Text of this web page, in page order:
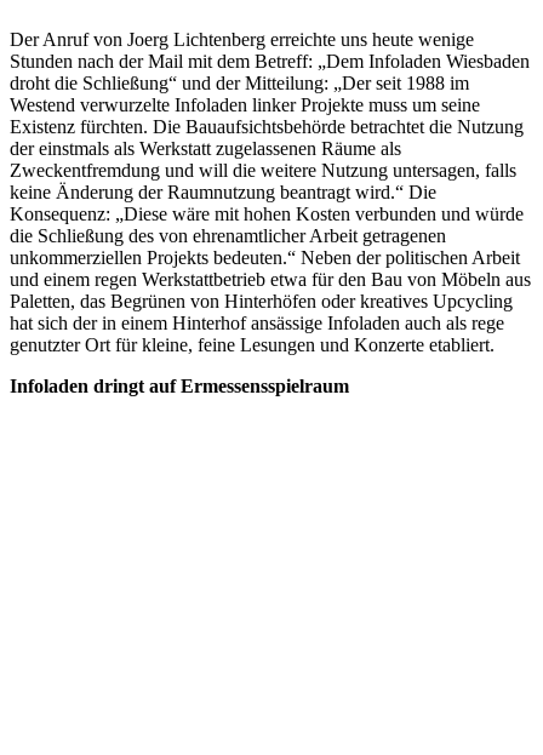
Der Anruf von Joerg Lichtenberg erreichte uns heute wenige
Stunden nach der Mail mit dem Betreff: „Dem Infoladen Wiesbaden
droht die Schließung“ und der Mitteilung: „Der seit 1988 im
Westend verwurzelte Infoladen linker Projekte muss um seine
Existenz fürchten. Die Bauaufsichtsbehörde betrachtet die Nutzung
der einstmals als Werkstatt zugelassenen Räume als
Zweckentfremdung und will die weitere Nutzung untersagen, falls
keine Änderung der Raumnutzung beantragt wird.“ Die
Konsequenz: „Diese wäre mit hohen Kosten verbunden und würde
die Schließung des von ehrenamtlicher Arbeit getragenen
unkommerziellen Projekts bedeuten.“ Neben der politischen Arbeit
und einem regen Werkstattbetrieb etwa für den Bau von Möbeln aus
Paletten, das Begrünen von Hinterhöfen oder kreatives Upcycling
hat sich der in einem Hinterhof ansässige Infoladen auch als rege
genutzter Ort für kleine, feine Lesungen und Konzerte etabliert.
Infoladen dringt auf Ermessensspielraum